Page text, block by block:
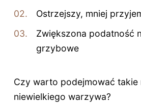
Ostrzejszy, mniej
Zwiększona podatność
grzybowe
Czy warto podejmować
niewielkiego warzywa?